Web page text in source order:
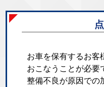
お車を保有するお客
おこなうことが必要
整備不良が原因での